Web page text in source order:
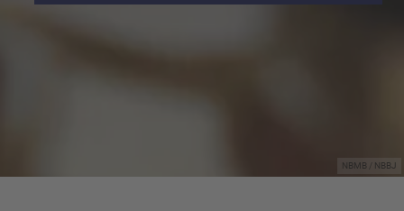
NBMB / NBBJ